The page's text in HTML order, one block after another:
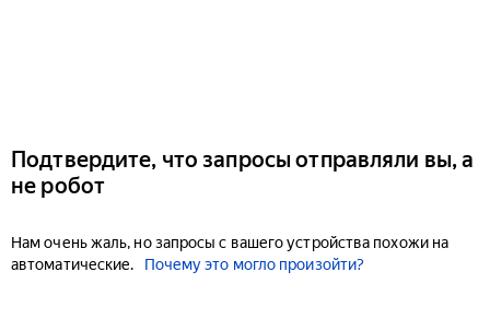
Подтвердите, что запросы отправляли вы, а
не робот
Нам очень жаль, но запросы с вашего устройства похожи на
автоматические.
Почему это могло произойти?